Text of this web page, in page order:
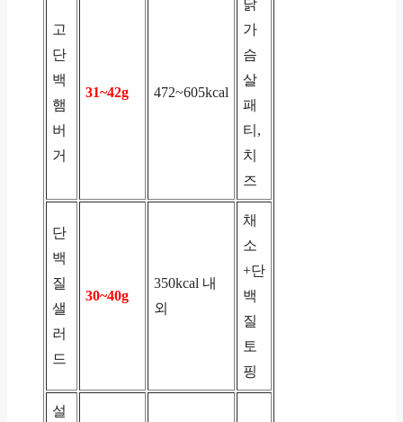
고
단
백
햄
버
거
31~42g 472~605kcal
닭
가
슴
살
패
티,
치
즈
단
백
질
샐
러
드
30~40g
350kcal 내
외
채
소
+단
백
질
토
핑
설